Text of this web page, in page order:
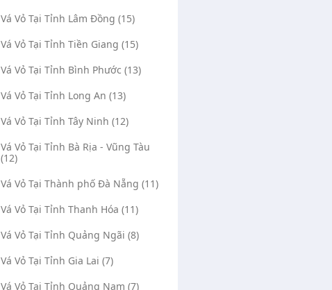
Vá Vỏ Tại Tỉnh Lâm Đồng (15)
Vá Vỏ Tại Tỉnh Tiền Giang (15)
Vá Vỏ Tại Tỉnh Bình Phước (13)
Vá Vỏ Tại Tỉnh Long An (13)
Vá Vỏ Tại Tỉnh Tây Ninh (12)
Vá Vỏ Tại Tỉnh Bà Rịa - Vũng Tàu
(12)
Vá Vỏ Tại Thành phố Đà Nẵng (11)
Vá Vỏ Tại Tỉnh Thanh Hóa (11)
Vá Vỏ Tại Tỉnh Quảng Ngãi (8)
Vá Vỏ Tại Tỉnh Gia Lai (7)
Vá Vỏ Tại Tỉnh Quảng Nam (7)